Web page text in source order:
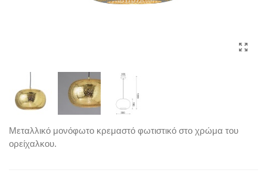
Μεταλλικό μονόφωτο κρεμαστό φωτιστικό στο χρώμα του
ορείχαλκου.